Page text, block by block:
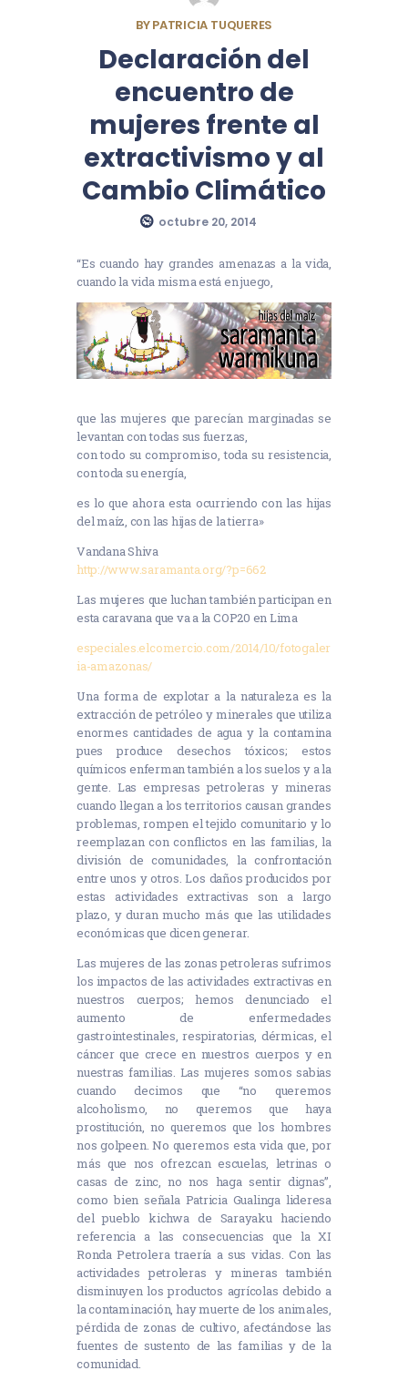
BYPATRICIA TUQUERES
Declaración del
encuentro de
mujeres frente al
extractivismo y al
Cambio Climático
octubre 20, 2014
“Es cuando hay grandes amenazas a la vida,
cuando la vida misma está en juego,
que las mujeres que parecían marginadas se
levantan con todas sus fuerzas,
con todo su compromiso, toda su resistencia,
con toda su energía,
es lo que ahora esta ocurriendo con las hijas
del maíz, con las hijas de la tierra»
Vandana Shiva
http://www.saramanta.org/?p=662
Las mujeres que luchan también participan en
esta caravana que va a la COP20 en Lima
especiales.elcomercio.com/2014/10/fotogaler
ia-amazonas/
Una forma de explotar a la naturaleza es la
extracción de petróleo y minerales que utiliza
enormes cantidades de agua y la contamina
pues produce desechos tóxicos; estos
químicos enferman también a los suelos y a la
gente. Las empresas petroleras y mineras
cuando llegan a los territorios causan grandes
problemas, rompen el tejido comunitario y lo
reemplazan con conflictos en las familias, la
división de comunidades, la confrontación
entre unos y otros. Los daños producidos por
estas actividades extractivas son a largo
plazo, y duran mucho más que las utilidades
económicas que dicen generar.
Las mujeres de las zonas petroleras sufrimos
los impactos de las actividades extractivas en
nuestros cuerpos; hemos denunciado el
aumento de enfermedades
gastrointestinales, respiratorias, dérmicas, el
cáncer que crece en nuestros cuerpos y en
nuestras familias. Las mujeres somos sabias
cuando decimos que “no queremos
alcoholismo, no queremos que haya
prostitución, no queremos que los hombres
nos golpeen. No queremos esta vida que, por
más que nos ofrezcan escuelas, letrinas o
casas de zinc, no nos haga sentir dignas”,
como bien señala Patricia Gualinga lideresa
del pueblo kichwa de Sarayaku haciendo
referencia a las consecuencias que la XI
Ronda Petrolera traería a sus vidas. Con las
actividades petroleras y mineras también
disminuyen los productos agrícolas debido a
la contaminación, hay muerte de los animales,
pérdida de zonas de cultivo, afectándose las
fuentes de sustento de las familias y de la
comunidad.